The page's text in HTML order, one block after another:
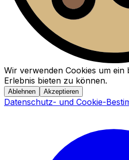
Wir verwenden Cookies um ein
Erlebnis bieten zu können.
Ablehnen Akzeptieren
Datenschutz- und Cookie-